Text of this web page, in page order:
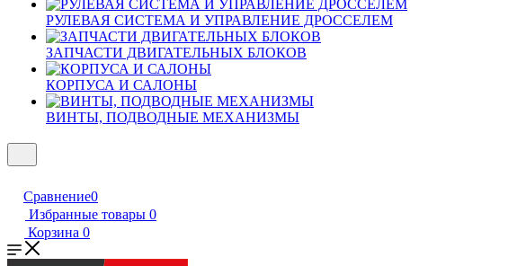
РУЛЕВАЯ СИСТЕМА И УПРАВЛЕНИЕ ДРОССЕЛЕМ
ЗАПЧАСТИ ДВИГАТЕЛЬНЫХ БЛОКОВ
КОРПУСА И САЛОНЫ
ВИНТЫ, ПОДВОДНЫЕ МЕХАНИЗМЫ
Сравнение0
Избранные товары 0
Корзина 0